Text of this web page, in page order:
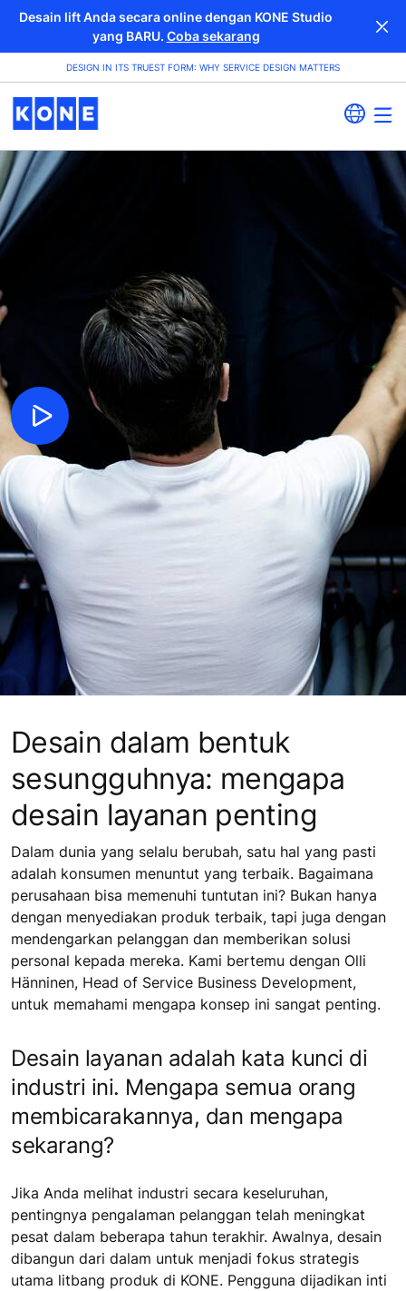
Desain lift Anda secara online dengan KONE Studio
yang BARU. Coba sekarang
DESIGN IN ITS TRUEST FORM: WHY SERVICE DESIGN MATTERS
Desain dalam bentuk
sesungguhnya: mengapa
desain layanan penting
Dalam dunia yang selalu berubah, satu hal yang pasti
adalah konsumen menuntut yang terbaik. Bagaimana
perusahaan bisa memenuhi tuntutan ini? Bukan hanya
dengan menyediakan produk terbaik, tapi juga dengan
mendengarkan pelanggan dan memberikan solusi
personal kepada mereka. Kami bertemu dengan Olli
Hänninen, Head of Service Business Development,
untuk memahami mengapa konsep ini sangat penting.
Desain layanan adalah kata kunci di
industri ini. Mengapa semua orang
membicarakannya, dan mengapa
sekarang?
Jika Anda melihat industri secara keseluruhan,
pentingnya pengalaman pelanggan telah meningkat
pesat dalam beberapa tahun terakhir. Awalnya, desain
dibangun dari dalam untuk menjadi fokus strategis
utama litbang produk di KONE. Pengguna dijadikan inti